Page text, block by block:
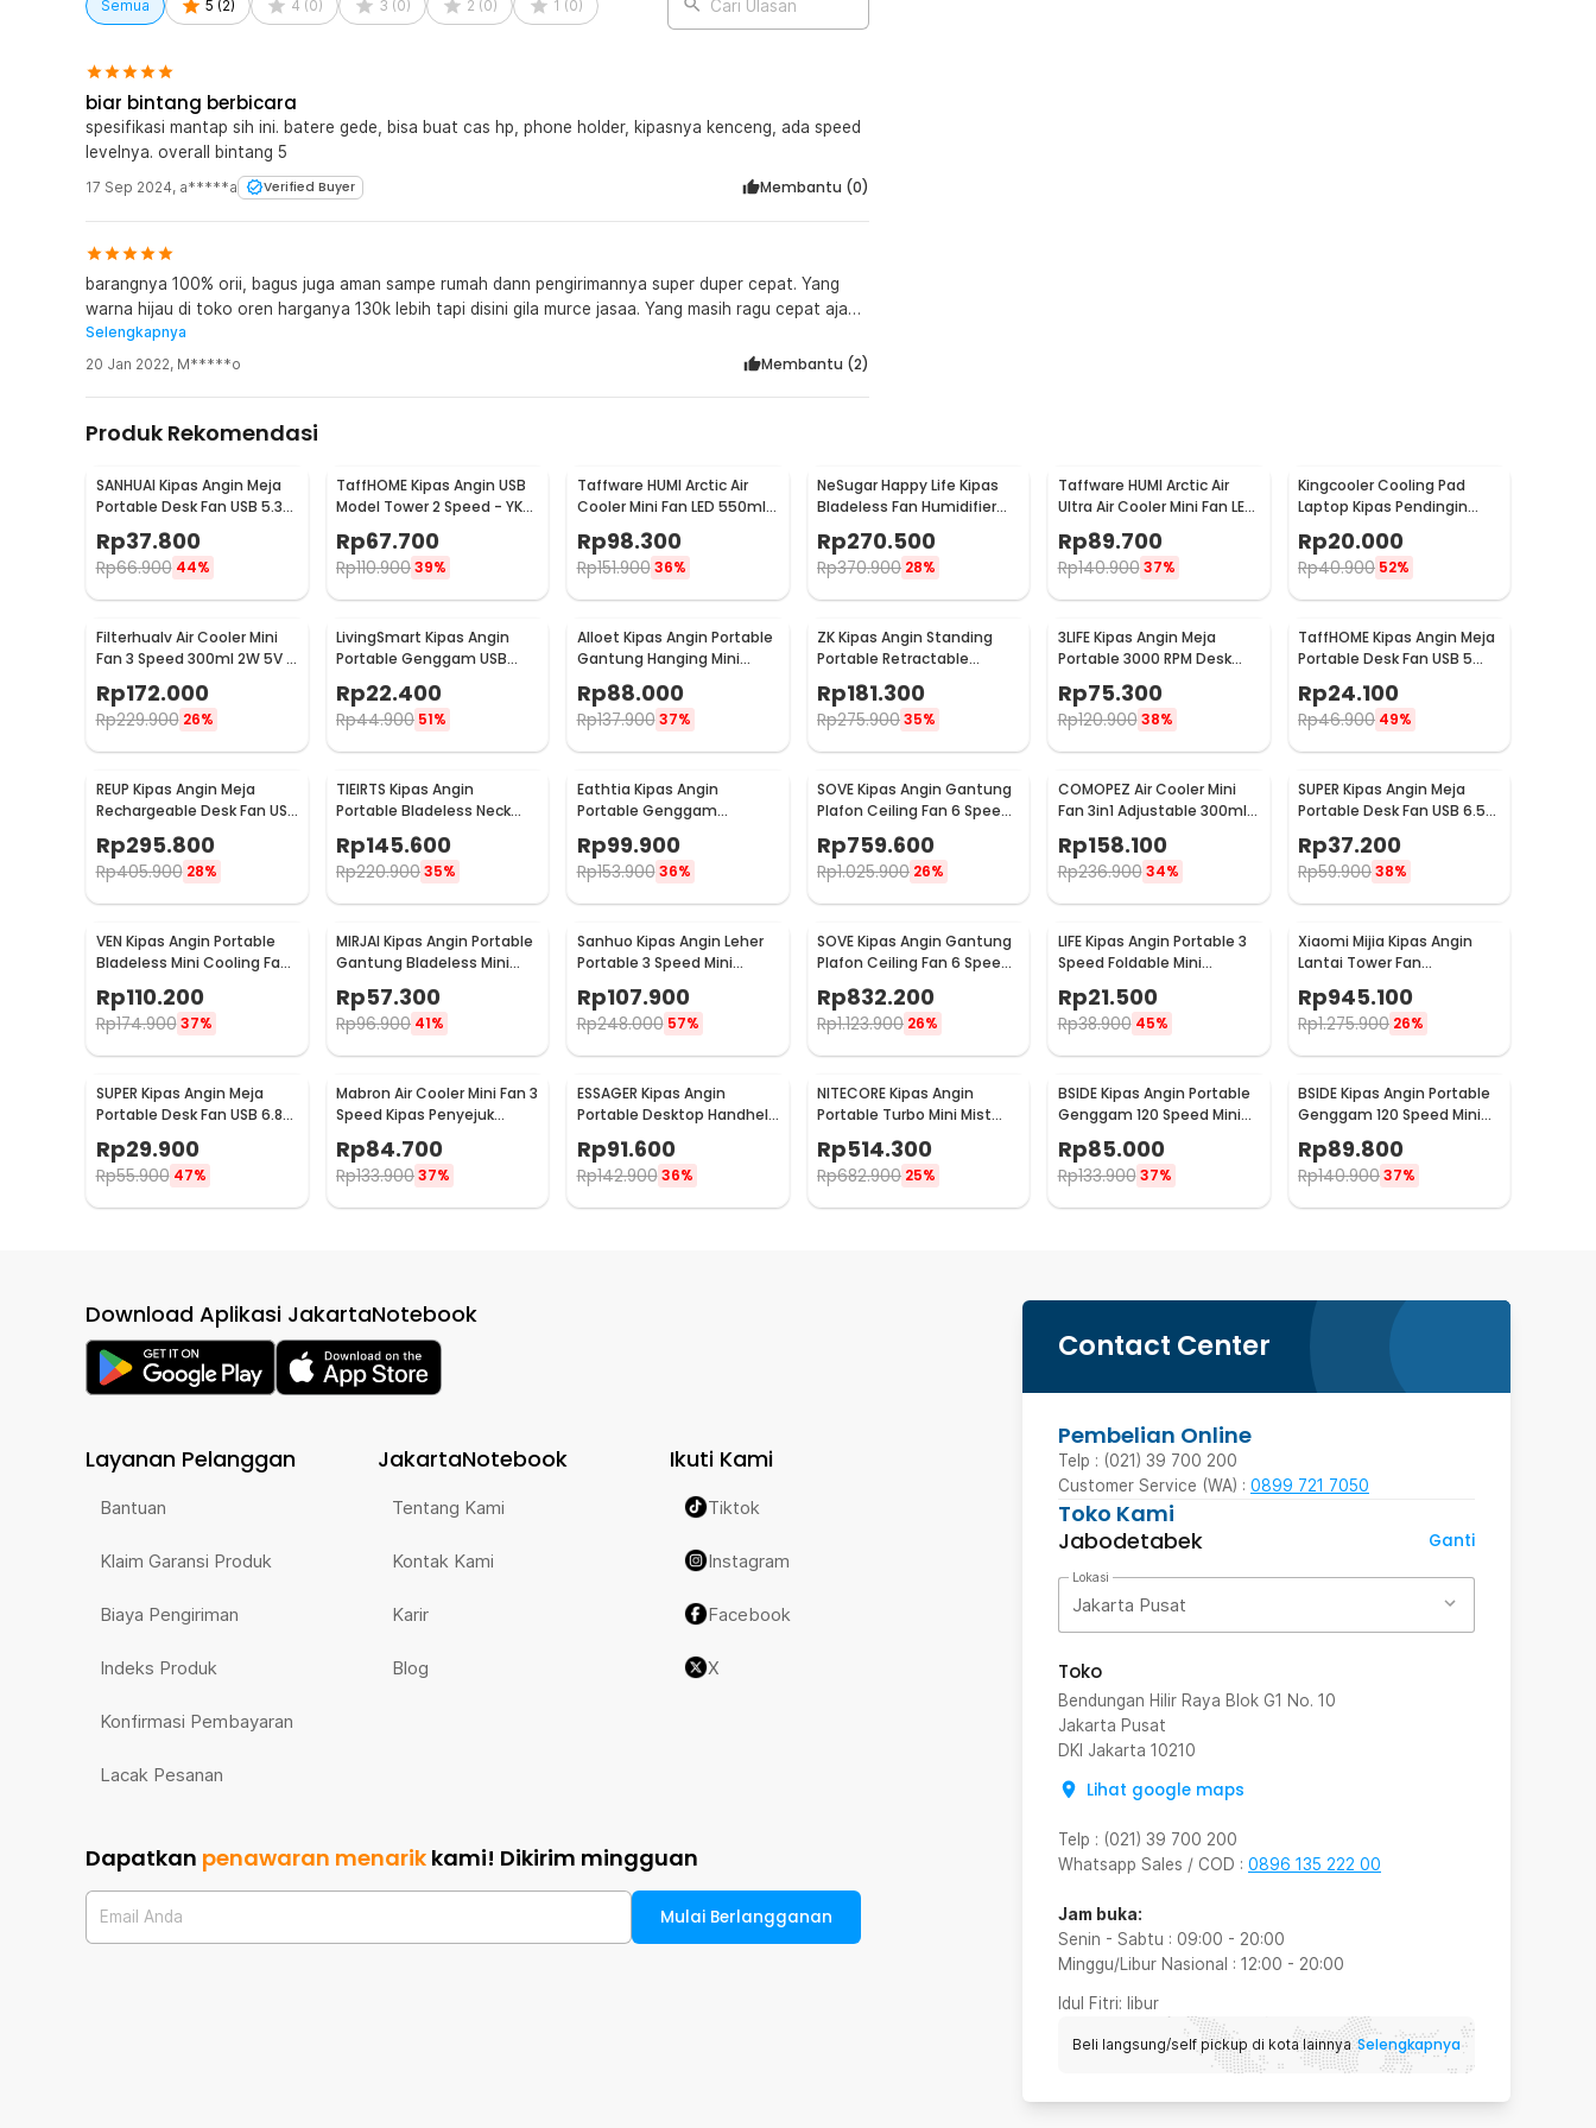
1 x Kabel USB Type C
1 x Panduan Penggunaan
Semua 5 (2) 4 (0) 3 (0) 2 (0) 1 (0) Cari Ulasan
biar bintang berbicara
spesifikasi mantap sih ini. batere gede, bisa buat cas hp, phone holder, kipasnya kenceng, ada speed
levelnya. overall bintang 5
17 Sep 2024, a*****a Verified Buyer Membantu (0)
barangnya 100% orii, bagus juga aman sampe rumah dann pengirimannya super duper cepat. Yang
warna hijau di toko oren harganya 130k lebih tapi disini gila murce jasaa. Yang masih ragu cepat aja
belii, buru di CO sebelum sold outtt
Selengkapnya
20 Jan 2022, M*****o Membantu (2)
Produk Rekomendasi
SANHUAI Kipas Angin Meja
Portable Desk Fan USB 5.3
Inch 2.5W - A18
Rp37.800
Rp66.900 44%
TaffHOME Kipas Angin USB
Model Tower 2 Speed - YK-
Rp67.700
Rp110.90039%
Taffware HUMI Arctic Air
Cooler Mini Fan LED 550ml
8W 5V - AA-MC4
Rp98.300
Rp151.900 36%
NeSugar Happy Life Kipas
Bladeless Fan Humidifier
Rp270.500
Rp370.900 28%
Taffware HUMI Arctic Air
Ultra Air Cooler Mini Fan LED
400ml 8W 5V - K-F009
Rp89.700
Rp140.900 37%
Kingcooler Cooling Pad
Laptop Kipas Pendingin
Rp20.000
Rp40.900 52%
Filterhualv Air Cooler Mini
Fan 3 Speed 300ml 2W 5V -
Rp172.000
Rp229.900 26%
LivingSmart Kipas Angin
Portable Genggam USB
SS-2
Rp22.400
Rp44.900 51%
Alloet Kipas Angin Portable
Gantung Hanging Mini
Cooling Fan 1800mAh -
DQ203
Rp88.000
Rp137.900 37%
ZK Kipas Angin Standing
Portable Retractable
Folding Fan 7200mAh - ZK-
20321
Rp181.300
Rp275.90035%
3LIFE Kipas Angin Meja
Portable 3000 RPM Desk
Fan USB 4.8 Inch 5W - 312
Rp75.300
Rp120.900 38%
TaffHOME Kipas Angin Meja
Portable Desk Fan USB 5
Rp24.100
Rp46.900 49%
REUP Kipas Angin Meja
Rechargeable Desk Fan USB
7 Inch 10000mAh - DQ212
Rp295.800
Rp405.900 28%
TIEIRTS Kipas Angin
Portable Bladeless Neck
Mini Cooling Fan 5000mAh
- H12
Rp145.600
Rp220.90035%
Eathtia Kipas Angin
Portable Genggam
2200mAh - WX-622
Rp99.900
Rp153.900 36%
SOVE Kipas Angin Gantung
Plafon Ceiling Fan 6 Speed
Reversible 52 Inch - FS2007
Rp759.600
Rp1.025.900 26%
COMOPEZ Air Cooler Mini
Fan 3in1 Adjustable 300ml
18W 9V - YY-01
Rp158.100
Rp236.900 34%
SUPER Kipas Angin Meja
Portable Desk Fan USB 6.5
Inch 4.5W - A8
Rp37.200
Rp59.90038%
VEN Kipas Angin Portable
Bladeless Mini Cooling Fan
Rp110.200
Rp174.900 37%
MIRJAI Kipas Angin Portable
Gantung Bladeless Mini
Cooling Fan 1200mAh - 6171
Rp57.300
Rp96.900 41%
Sanhuo Kipas Angin Leher
Portable 3 Speed Mini
Rp107.900
Rp248.000 57%
SOVE Kipas Angin Gantung
Plafon Ceiling Fan 6 Speed
LED 52 Inch - FS2008
Rp832.200
Rp1.123.900 26%
LIFE Kipas Angin Portable 3
Speed Foldable Mini
Rp21.500
Rp38.900 45%
Xiaomi Mijia Kipas Angin
Lantai Tower Fan
BPTS02DM
Rp945.100
Rp1.275.900 26%
SUPER Kipas Angin Meja
Portable Desk Fan USB 6.8
Rp29.900
Rp55.900 47%
Mabron Air Cooler Mini Fan 3
Speed Kipas Penyejuk
Ruangan 600ml 10W 5V -
MB-60
Rp84.700
Rp133.90037%
ESSAGER Kipas Angin
Portable Desktop Handheld
Mini Cooling Fan 1200mAh -
F-055
Rp91.600
Rp142.900 36%
NITECORE Kipas Angin
Portable Turbo Mini Mist
Cooling Fan 3500 mAh -
izzCool 30
Rp514.300
Rp682.900 25%
BSIDE Kipas Angin Portable
Genggam 120 Speed Mini
Cooling Fan 2000mAh - M6
Rp85.000
Rp133.900 37%
BSIDE Kipas Angin Portable
Genggam 120 Speed Mini
Cooling Fan 2000mAh - M8
Rp89.800
Rp140.90037%
Contact Center
Pembelian Online
Telp : (021) 39 700 200
Customer Service (WA) : 0899 721 7050
Toko Kami
Jabodetabek
Ganti
Lokasi
Jakarta Pusat
Toko
Bendungan Hilir Raya Blok G1 No. 10
Jakarta Pusat
DKI Jakarta 10210
Lihat google maps
Telp : (021) 39 700 200
Whatsapp Sales / COD : 0896 135 222 00
Jam buka:
Senin - Sabtu : 09:00 - 20:00
Minggu/Libur Nasional : 12:00 - 20:00
Idul Fitri: libur
Beli langsung/self pickup di kota lainnya Selengkapnya
Download Aplikasi JakartaNotebook
Layanan Pelanggan
Bantuan
Klaim Garansi Produk
Biaya Pengiriman
Indeks Produk
Konfirmasi Pembayaran
Lacak Pesanan
JakartaNotebook
Tentang Kami
Kontak Kami
Karir
Blog
Ikuti Kami
Tiktok
Instagram
Facebook
X
Dapatkan penawaran menarik kami! Dikirim mingguan
Email Anda Mulai Berlangganan